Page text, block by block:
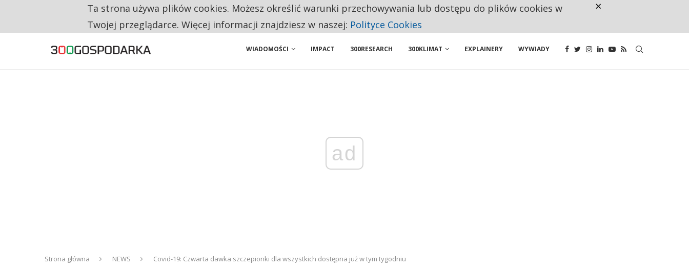
CO TRZECIĄ ZŁOTÓWKĘ Z EMERYTURY SENIORZY PRZEZNACZAJĄ NA PODSTAWOWE ZAKUPY
WIADOMOŚCI IMPACT 300RESEARCH 300KLIMAT EXPLAINERY WYWIADY
ad
Strona główna NEWS Covid-19: Czwarta dawka szczepionki dla wszystkich dostępna już w tym tygodniu
Ta strona używa plików cookies. Możesz określić warunki przechowywania lub dostępu do plików cookies w
Twojej przeglądarce. Więcej informacji znajdziesz w naszej: Polityce Cookies
×